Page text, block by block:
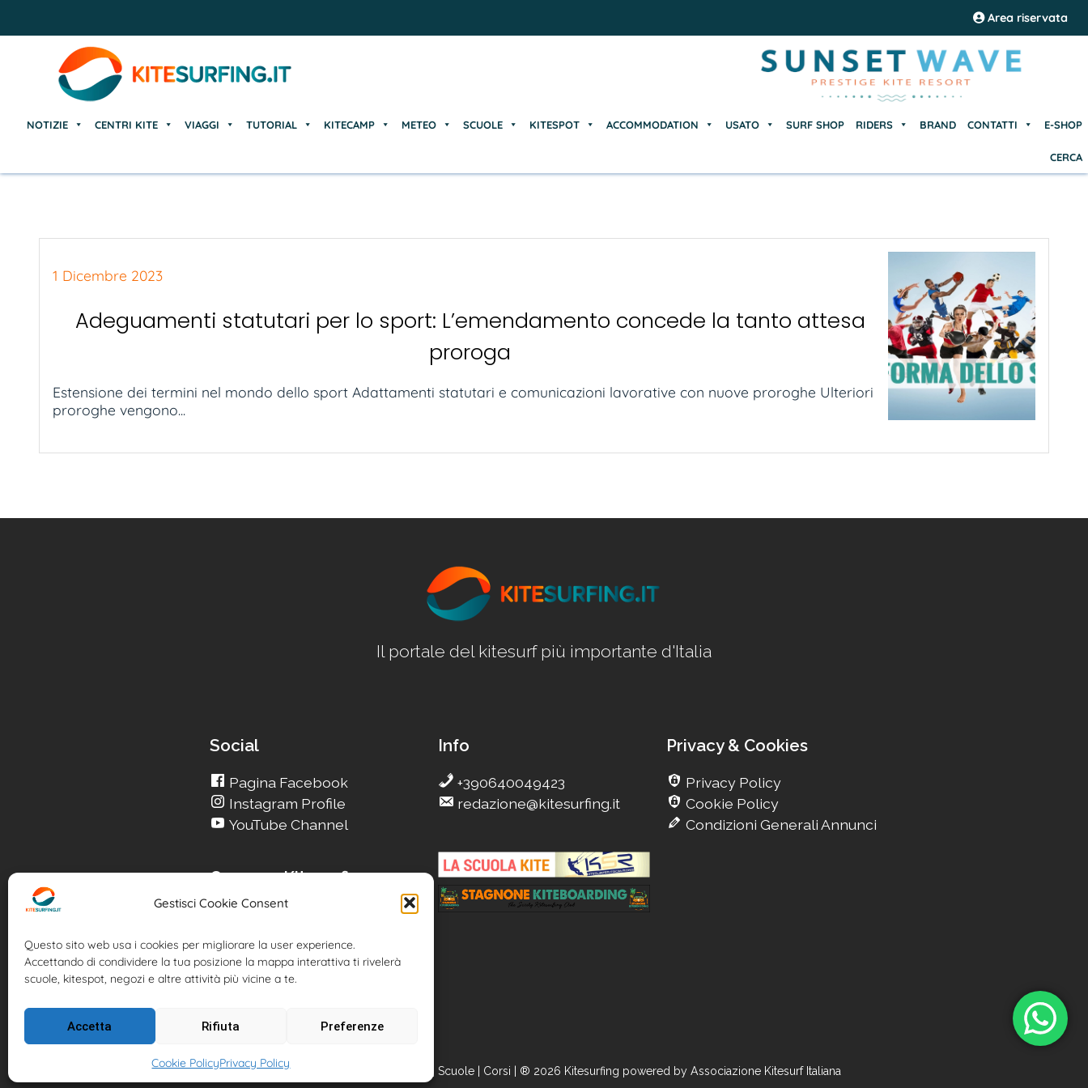
Gestisci Cookie Consent
Questo sito web usa i cookies per migliorare la user experience.
Accettando di condividere la tua posizione la mappa interattiva ti rivelerà
scuole, kitespot, negozi e altre attività più vicine a te.
Accetta Rifiuta Preferenze
Cookie PolicyPrivacy Policy
Area riservata
NOTIZIE CENTRI KITE VIAGGI TUTORIAL KITECAMP METEO SCUOLE KITESPOT ACCOMMODATION USATO SURF SHOP RIDERS BRAND CONTATTI E-SHOP
CERCA
1 Dicembre 2023
Adeguamenti statutari per lo sport: L’emendamento concede la tanto attesa
proroga
Estensione dei termini nel mondo dello sport Adattamenti statutari e comunicazioni lavorative con nuove proroghe Ulteriori
proroghe vengono...
Il portale del kitesurf più importante d'Italia
Social
Pagina Facebook
Instagram Profile
YouTube Channel
Info
+390640049423
redazione@kitesurfing.it
Privacy & Cookies
Privacy Policy
Cookie Policy
Condizioni Generali Annunci
Cerca su Kitesurfing
Cerca un nuovo KiteCamp
Cerca il tuo KiteSpot
Cerca Accommodation
Cerca Surf-Shop
Kitesurfing.it | Kite News | Kitecamp | Scuole | Corsi | ® 2026 Kitesurfing powered by Associazione Kitesurf Italiana